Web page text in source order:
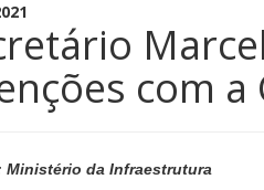
com a
Ministério da Infraestrutura